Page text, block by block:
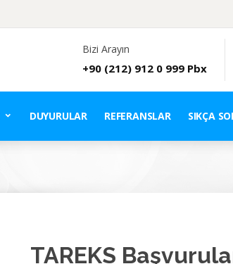
Bizi Arayın
+90 (212) 912 0 999 Pbx
DUYURULAR REFERANSLAR SIKÇA
TAREKS